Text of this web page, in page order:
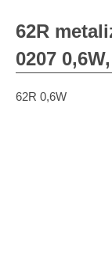
62R
0207
62R 0,6W